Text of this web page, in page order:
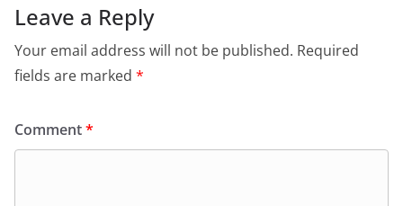
Leave a Reply
Your email address will not be published. Required
fields are marked *
Comment*